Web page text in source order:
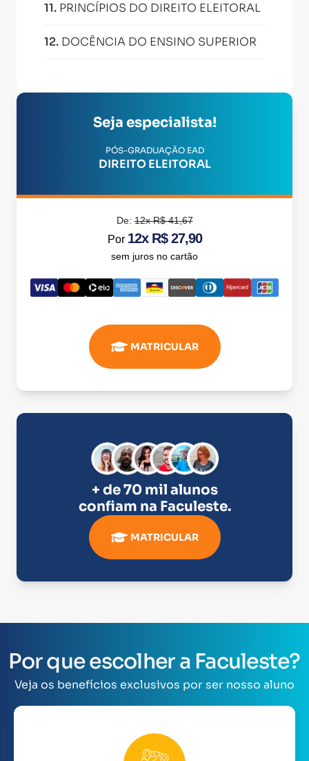
11. PRINCÍPIOS DO DIREITO ELEITORAL
12. DOCÊNCIA DO ENSINO SUPERIOR
Seja especialista!
PÓS-GRADUAÇÃO EAD
DIREITO ELEITORAL
De:12x R$ 41,67
Por 12x R$ 27,90
sem juros no cartão
MATRICULAR
+ de 70 mil alunos
confiam na Faculeste.
MATRICULAR
Por que escolher a Faculeste?
Veja os benefícios exclusivos por ser nosso aluno